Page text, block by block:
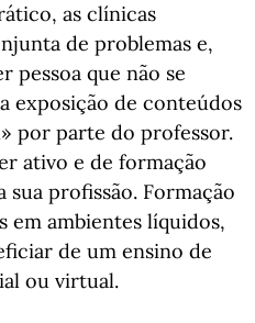
as clínicas
de problemas e,
pessoa que não se
exposição de conteúdos
por parte do professor.
ativo e de formação
profissão. Formação
em ambientes líquidos,
de um ensino de
ou virtual.